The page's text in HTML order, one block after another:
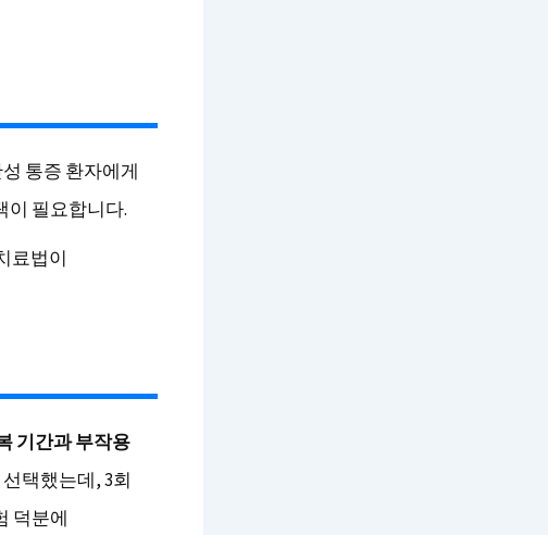
통증 환자에게
이 필요합니다.
료법이
기간과 부작용
택했는데, 3회
덕분에